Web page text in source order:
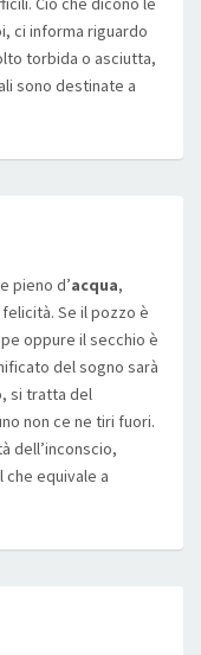
ci informa riguardo
torbida o asciutta,
sono destinate a
pieno d’acqua,
Se il pozzo è
oppure il secchio è
del sogno sarà
si tratta del
non ce ne tiri fuori.
dell’inconscio,
equivale a